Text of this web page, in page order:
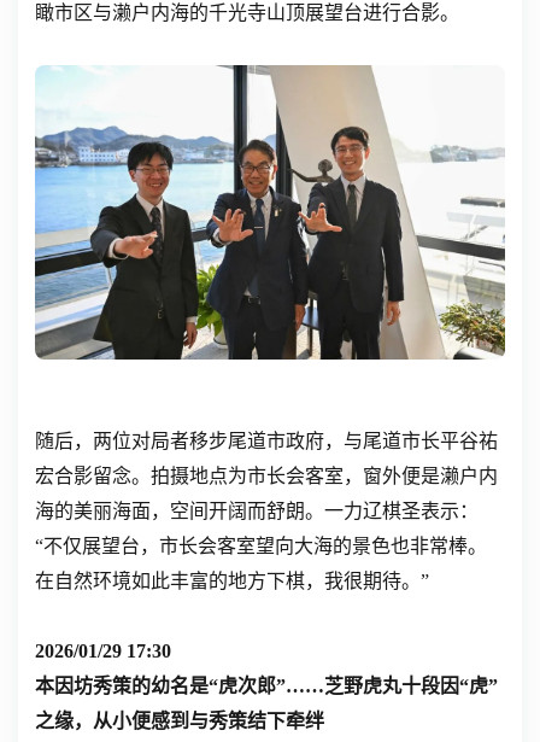
瞰市区与濑户内海的千光寺山顶展望台进行合影。
随后，两位对局者移步尾道市政府，与尾道市长平谷祐
宏合影留念。拍摄地点为市长会客室，窗外便是濑户内
海的美丽海面，空间开阔而舒朗。一力辽棋圣表示：
“不仅展望台，市长会客室望向大海的景色也非常棒。
在自然环境如此丰富的地方下棋，我很期待。”
2026/01/29 17:30
本因坊秀策的幼名是“虎次郎”……芝野虎丸十段因“虎”
之缘，从小便感到与秀策结下牵绊